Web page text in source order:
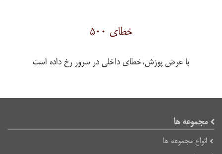
خطای ۵۰۰
با عرض پوزش،خطای داخلی در سرور رخ داده است
مجموعه ها
انواع مجموعه ها